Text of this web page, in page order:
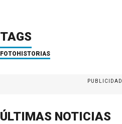
TAGS
FOTOHISTORIAS
PUBLICIDAD
ÚLTIMAS NOTICIAS